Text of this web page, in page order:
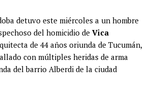
detuvo este miércoles a un hombre
del homicidio de Vica
de 44 años oriunda de Tucumán,
con múltiples heridas de arma
del barrio Alberdi de la ciudad